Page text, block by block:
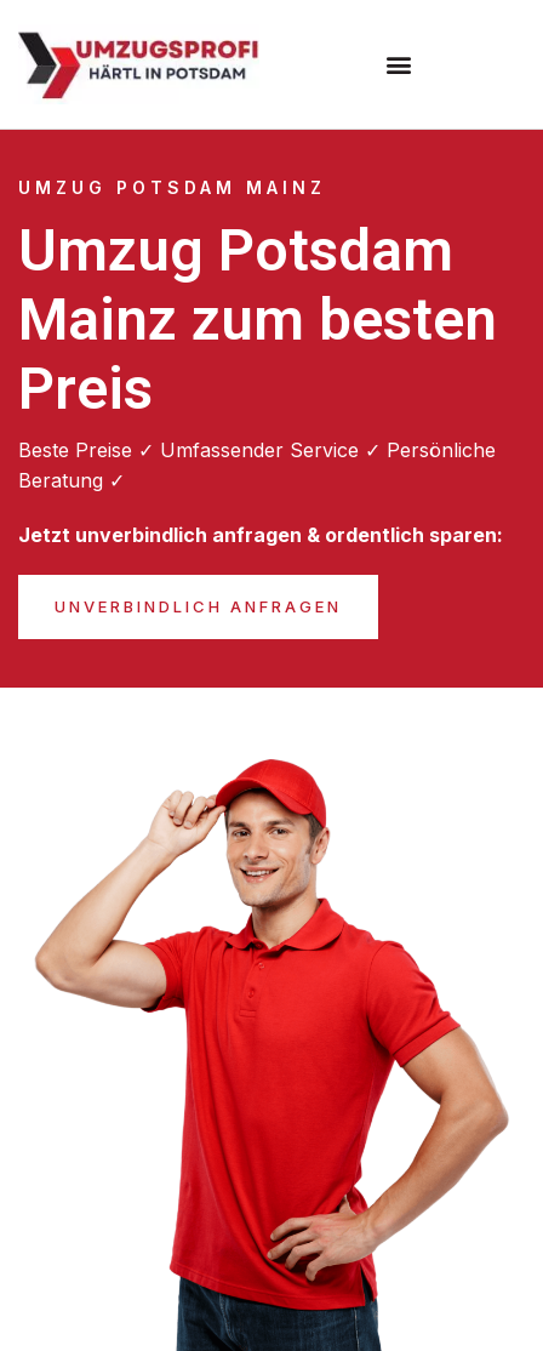
UMZUG POTSDAM MAINZ
Umzug Potsdam
Mainz zum besten
Preis
Beste Preise ✓ Umfassender Service ✓ Persönliche
Beratung ✓
Jetzt unverbindlich anfragen & ordentlich sparen:
UNVERBINDLICH ANFRAGEN